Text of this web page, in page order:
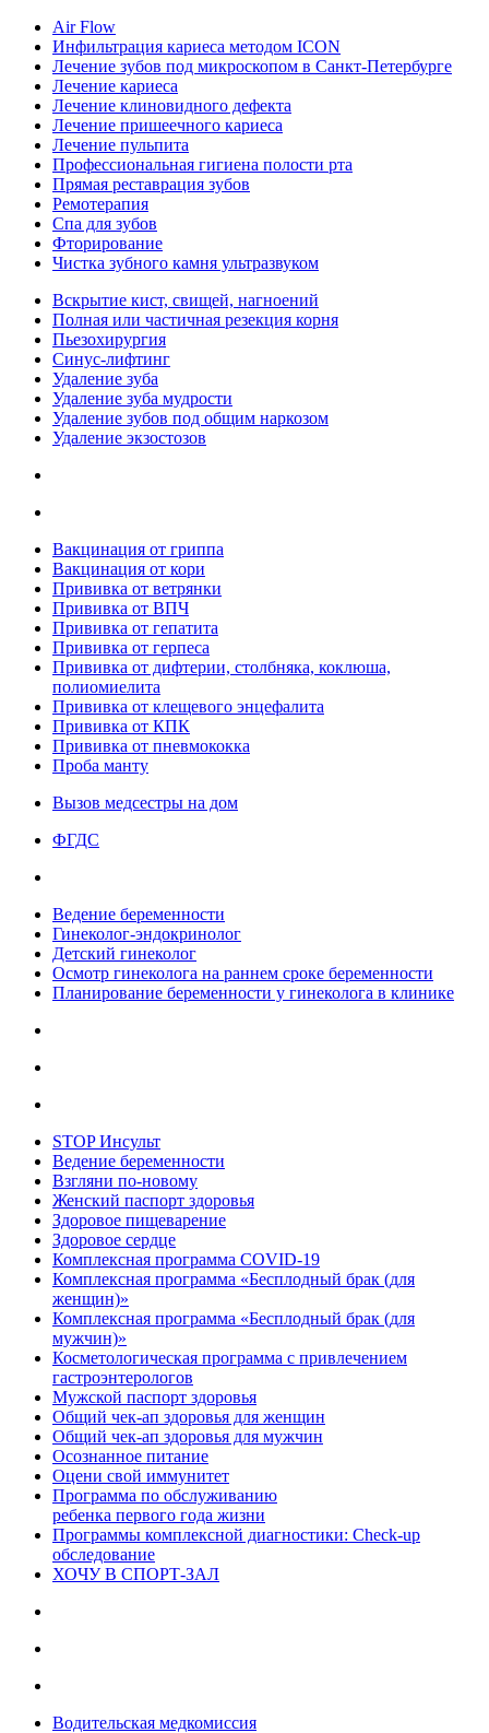
Air Flow
Инфильтрация кариеса методом ICON
Лечение зубов под микроскопом в Санкт-Петербурге
Лечение кариеса
Лечение клиновидного дефекта
Лечение пришеечного кариеса
Лечение пульпита
Профессиональная гигиена полости рта
Прямая реставрация зубов
Ремотерапия
Спа для зубов
Фторирование
Чистка зубного камня ультразвуком
Вскрытие кист, свищей, нагноений
Полная или частичная резекция корня
Пьезохирургия
Синус-лифтинг
Удаление зуба
Удаление зуба мудрости
Удаление зубов под общим наркозом
Удаление экзостозов
Вакцинация от гриппа
Вакцинация от кори
Прививка от ветрянки
Прививка от ВПЧ
Прививка от гепатита
Прививка от герпеса
Прививка от дифтерии, столбняка, коклюша,
полиомиелита
Прививка от клещевого энцефалита
Прививка от КПК
Прививка от пневмококка
Проба манту
Вызов медсестры на дом
ФГДС
Ведение беременности
Гинеколог-эндокринолог
Детский гинеколог
Осмотр гинеколога на раннем сроке беременности
Планирование беременности у гинеколога в клинике
STOP Инсульт
Ведение беременности
Взгляни по-новому
Женский паспорт здоровья
Здоровое пищеварение
Здоровое сердце
Комплексная программа COVID-19
Комплексная программа «Бесплодный брак (для
женщин)»
Комплексная программа «Бесплодный брак (для
мужчин)»
Косметологическая программа с привлечением
гастроэнтерологов
Мужской паспорт здоровья
Общий чек-ап здоровья для женщин
Общий чек-ап здоровья для мужчин
Осознанное питание
Оцени свой иммунитет
Программа по обслуживанию
ребенка первого года жизни
Программы комплексной диагностики: Check-up
обследование
ХОЧУ В CПОРТ-ЗАЛ
Водительская медкомиссия